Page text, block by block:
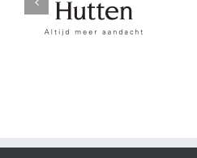
Hutten